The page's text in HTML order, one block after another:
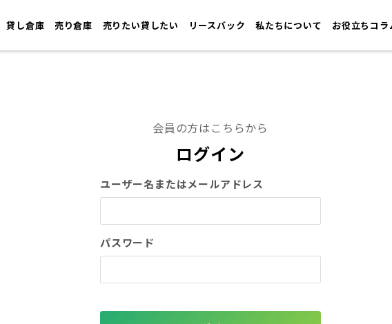
貸し倉庫 売り倉庫 売りたい貸したい リースバック 私たちについて お役立ちコラ
会員の方はこちらから
ログイン
ユーザー名またはメールアドレス
パスワード